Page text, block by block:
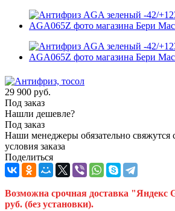
29 900 руб.
Под заказ
Нашли дешевле?
Под заказ
Наши менеджеры обязательно свяжутся
условия заказа
Поделиться
Возможна срочная доставка "Яндекс
руб. (без установки).